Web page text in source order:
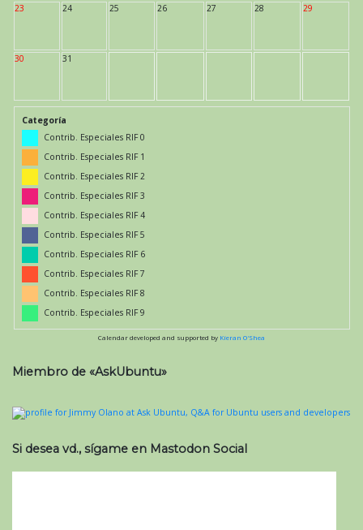
23 24 25 26 27 28 29
30 31
Categoría
Contrib. Especiales RIF 0
Contrib. Especiales RIF 1
Contrib. Especiales RIF 2
Contrib. Especiales RIF 3
Contrib. Especiales RIF 4
Contrib. Especiales RIF 5
Contrib. Especiales RIF 6
Contrib. Especiales RIF 7
Contrib. Especiales RIF 8
Contrib. Especiales RIF 9
Calendar developed and supported by Kieran O'Shea
Miembro de «AskUbuntu»
Si desea vd., sígame en Mastodon Social